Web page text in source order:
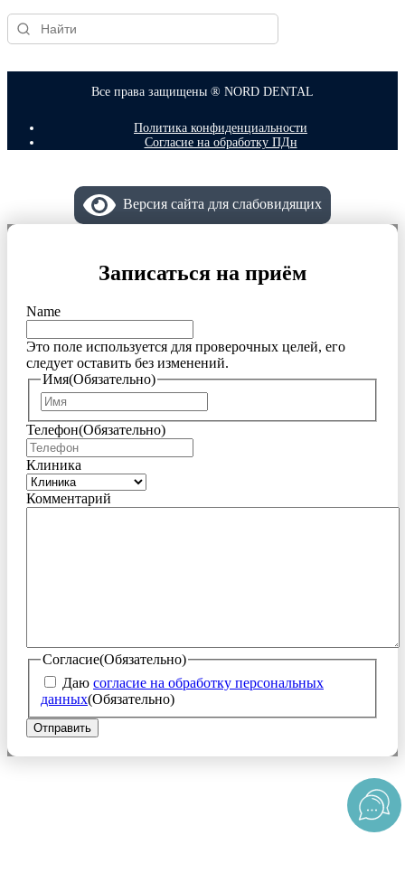
Все права защищены ® NORD DENTAL
Политика конфиденциальности
Согласие на обработку ПДн
Версия сайта для слабовидящих
Записаться на приём
Name
Это поле используется для проверочных целей, его
следует оставить без изменений.
Имя(Обязательно)
Телефон(Обязательно)
Клиника
Комментарий
Согласие(Обязательно)
Даю согласие на обработку персональных
данных(Обязательно)